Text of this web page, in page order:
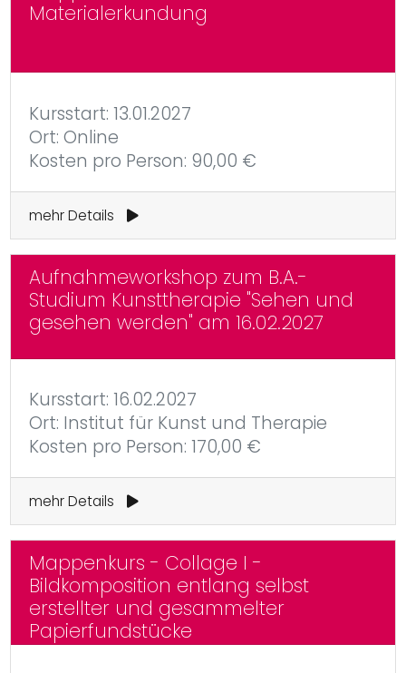
Materialerkundung
Kursstart: 13.01.2027
Ort: Online
Kosten pro Person: 90,00 €
mehr Details
Aufnahmeworkshop zum B.A.-
Studium Kunsttherapie "Sehen und
gesehen werden" am 16.02.2027
Kursstart: 16.02.2027
Ort: Institut für Kunst und Therapie
Kosten pro Person: 170,00 €
mehr Details
Mappenkurs - Collage I -
Bildkomposition entlang selbst
erstellter und gesammelter
Papierfundstücke